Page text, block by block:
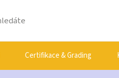
Certifikace & Grading